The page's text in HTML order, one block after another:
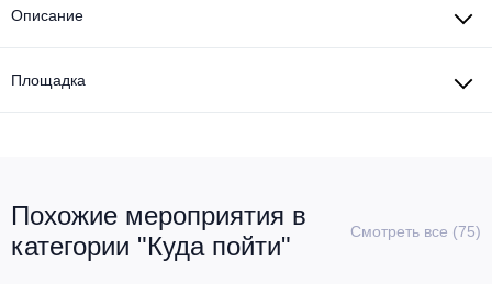
Описание
Площадка
Похожие мероприятия в
категории "Куда пойти"
Смотреть все (75)